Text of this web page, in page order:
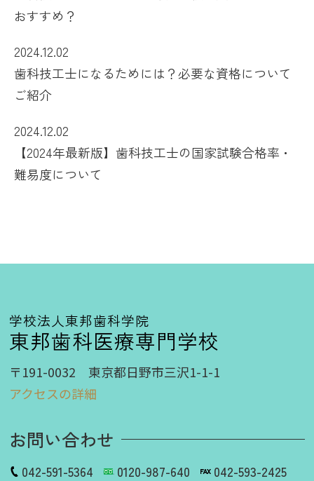
おすすめ？
2024.12.02
歯科技工士になるためには？必要な資格について
ご紹介
2024.12.02
【2024年最新版】歯科技工士の国家試験合格率・
難易度について
学校法人東邦歯科学院
東邦歯科医療専門学校
〒191-0032 東京都日野市三沢1-1-1
アクセスの詳細
お問い合わせ
042-591-5364 0120-987-640 042-593-2425